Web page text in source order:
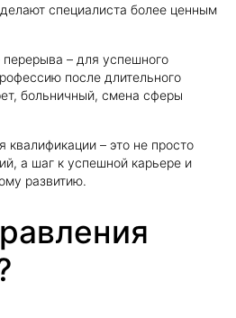
специалиста более ценным
перерыва – для успешного
после длительного
больничный, смена сферы
квалификации – это не просто
а шаг к успешной карьере и
развитию.